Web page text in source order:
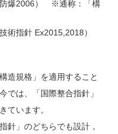
防爆2006） ※通称：「構
術指針 Ex2015,2018）
造規格」を適用すること
では、「国際整合指針」
ています。
針」のどちらでも設計，